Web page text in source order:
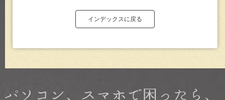
インデックスに戻る